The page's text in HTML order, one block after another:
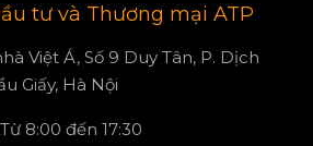
tư và Thương mại ATP
Việt Á, Số 9 Duy Tân, P. Dịch
Giấy, Hà Nội
8:00 đến 17:30